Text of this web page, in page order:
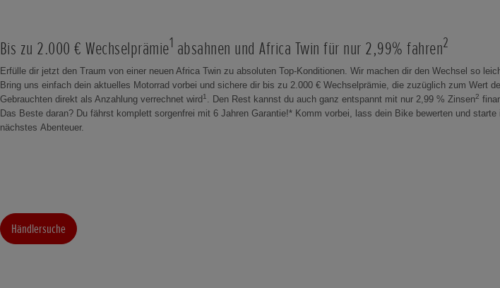
Bis zu 2.000 € Wechselprämie1 absahnen und Africa Twin für nur 2,99% fahren2
Erfülle dir jetzt den Traum von einer neuen Africa Twin zu absoluten Top-Konditionen. Wir machen dir den Wechsel so
Bring uns einfach dein aktuelles Motorrad vorbei und sichere dir bis zu 2.000 € Wechselprämie, die zuzüglich zum Wert
Gebrauchten direkt als Anzahlung verrechnet wird1 . Den Rest kannst du auch ganz entspannt mit nur 2,99 % Zinsen2
Das Beste daran? Du fährst komplett sorgenfrei mit 6 Jahren Garantie!* Komm vorbei, lass dein Bike bewerten und starte
nächstes Abenteuer.
Händlersuche